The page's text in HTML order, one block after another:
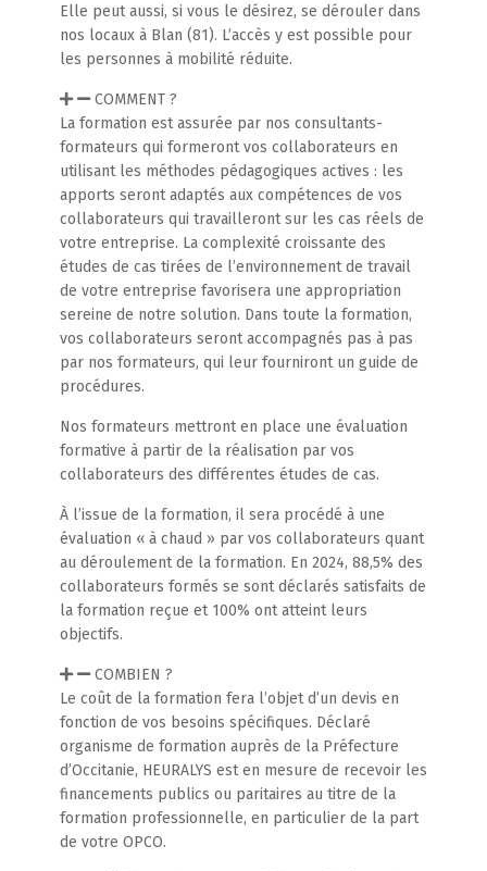
Elle peut aussi, si vous le désirez, se dérouler dans
nos locaux à Blan (81). L’accès y est possible pour
les personnes à mobilité réduite.
COMMENT ?
La formation est assurée par nos consultants-
formateurs qui formeront vos collaborateurs en
utilisant les méthodes pédagogiques actives : les
apports seront adaptés aux compétences de vos
collaborateurs qui travailleront sur les cas réels de
votre entreprise. La complexité croissante des
études de cas tirées de l’environnement de travail
de votre entreprise favorisera une appropriation
sereine de notre solution. Dans toute la formation,
vos collaborateurs seront accompagnés pas à pas
par nos formateurs, qui leur fourniront un guide de
procédures.
Nos formateurs mettront en place une évaluation
formative à partir de la réalisation par vos
collaborateurs des différentes études de cas.
À l’issue de la formation, il sera procédé à une
évaluation « à chaud » par vos collaborateurs quant
au déroulement de la formation. En 2024, 88,5% des
collaborateurs formés se sont déclarés satisfaits de
la formation reçue et 100% ont atteint leurs
objectifs.
COMBIEN ?
Le coût de la formation fera l’objet d’un devis en
fonction de vos besoins spécifiques. Déclaré
organisme de formation auprès de la Préfecture
d’Occitanie, HEURALYS est en mesure de recevoir les
financements publics ou paritaires au titre de la
formation professionnelle, en particulier de la part
de votre OPCO.